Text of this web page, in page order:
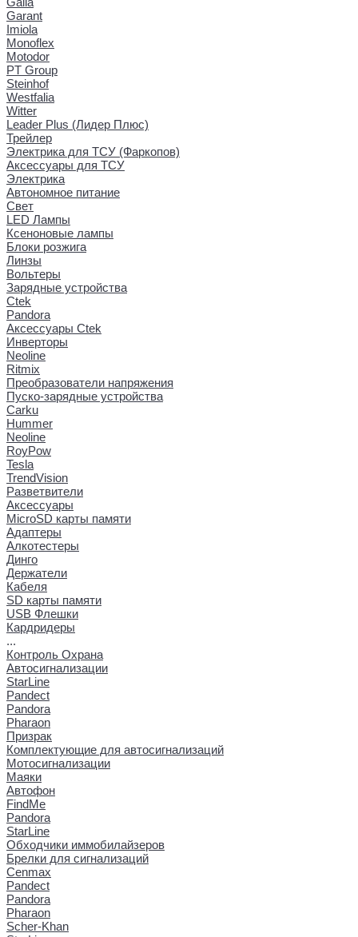
Garant
Imiola
Monoflex
Motodor
PT Group
Steinhof
Westfalia
Witter
Leader Plus (Лидер Плюс)
Трейлер
Электрика для ТСУ (Фаркопов)
Аксессуары для ТСУ
Электрика
Автономное питание
Свет
LED Лампы
Ксеноновые лампы
Блоки розжига
Линзы
Вольтеры
Зарядные устройства
Ctek
Pandora
Аксессуары Ctek
Инверторы
Neoline
Ritmix
Преобразователи напряжения
Пуско-зарядные устройства
Carku
Hummer
Neoline
RoyPow
Tesla
TrendVision
Разветвители
Аксессуары
MicroSD карты памяти
Адаптеры
Алкотестеры
Динго
Держатели
Кабеля
SD карты памяти
USB Флешки
Кардридеры
...
Контроль Охрана
Автосигнализации
StarLine
Pandect
Pandora
Pharaon
Призрак
Комплектующие для автосигнализаций
Мотосигнализации
Маяки
Автофон
FindMe
Pandora
StarLine
Обходчики иммобилайзеров
Брелки для сигнализаций
Cenmax
Pandect
Pandora
Pharaon
Scher-Khan